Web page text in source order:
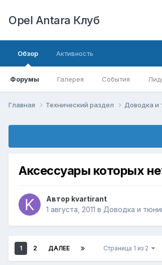
Opel Antara Клуб
Обзор
Форумы Галерея События
Активность
Главная Технический раздел Доводка и
Аксессуары которых
Автор kvartirant
1 августа, 2011 в Доводка и
1 2 ДАЛЕЕ Страница 1 из 2